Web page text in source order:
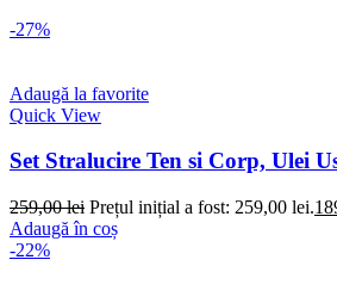
-27%
Adaugă la favorite
Quick View
Set Stralucire Ten si Corp, Ulei
259,00lei Prețul inițial a fost: 259,00 lei.
Adaugă în coș
-22%